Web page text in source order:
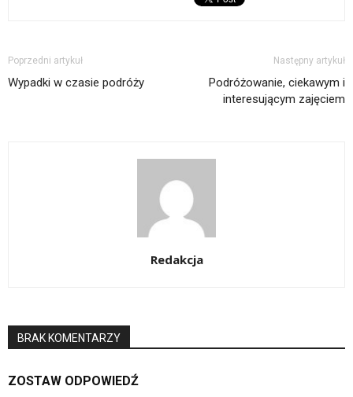
Poprzedni artykuł
Wypadki w czasie podróży
Następny artykuł
Podróżowanie, ciekawym i
interesującym zajęciem
Redakcja
BRAK KOMENTARZY
ZOSTAW ODPOWIEDŹ